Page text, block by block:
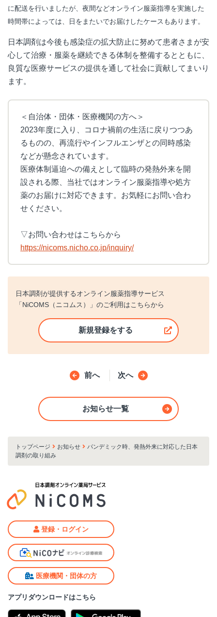
に配送を行いましたが、夜間などオンライン服薬指導を実施した
時間帯によっては、日をまたいでお届けしたケースもあります。
日本調剤は今後も感染症の拡大防止に努めて患者さまが安
心して治療・服薬を継続できる体制を整備するとともに、
良質な医療サービスの提供を通して社会に貢献してまいり
ます。
＜自治体・団体・医療機関の方へ＞
2023年度に入り、コロナ禍前の生活に戻りつつあ
るものの、再流行やインフルエンザとの同時感染
などが懸念されています。
医療体制逼迫への備えとして臨時の発熱外来を開
設される際、当社ではオンライン服薬指導や処方
薬のお届けに対応できます。お気軽にお問い合わ
せください。
▽お問い合わせはこちらから
https://nicoms.nicho.co.jp/inquiry/
日本調剤が提供するオンライン服薬指導サービス
「NiCOMS（ニコムス）」のご利用はこちらから
新規登録をする
前へ 次へ
お知らせ一覧
トップページ お知らせ
パンデミック時、発熱外来に対応した日本
調剤の取り組み
登録・ログイン
医療機関・団体の方
アプリダウンロードはこちら